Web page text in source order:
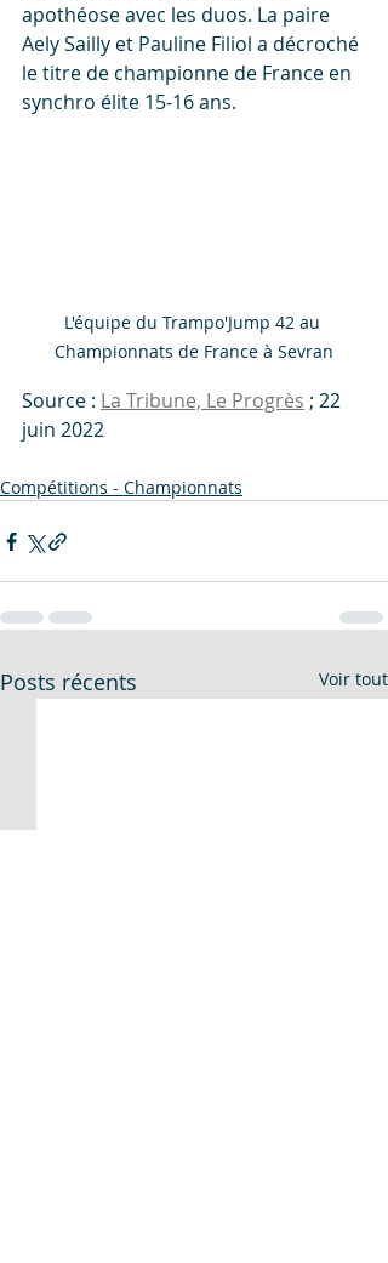
apothéose avec les duos. La paire
Aely Sailly et Pauline Filiol a décroché
le titre de championne de France en
synchro élite 15-16 ans.
L'équipe du Trampo'Jump 42 au
Championnats de France à Sevran
Source : La Tribune, Le Progrès ; 22
juin 2022
Compétitions - Championnats
Posts récents Voir tout